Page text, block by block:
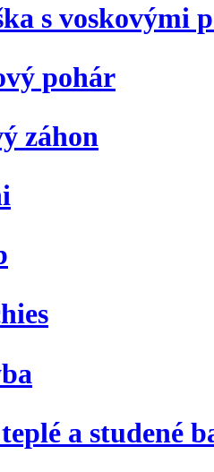
s voskovými
pohár
záhon
a studené